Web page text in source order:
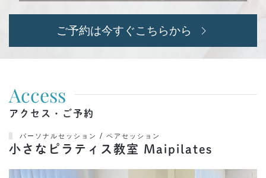
ご予約は今すぐこちらから
Access
アクセス・ご予約
パーソナルセッション / ペアセッション
小さなピラティス教室 Maipilates